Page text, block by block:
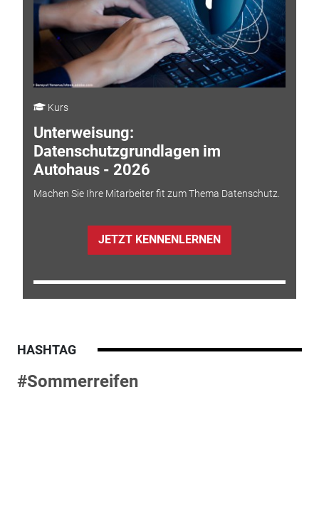
Kurs
Unterweisung:
Datenschutzgrundlagen im
Autohaus - 2026
Machen Sie Ihre Mitarbeiter fit zum Thema Datenschutz.
JETZT KENNENLERNEN
HASHTAG
#Sommerreifen